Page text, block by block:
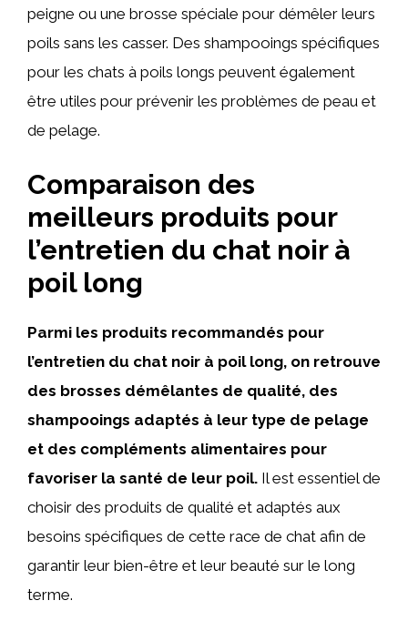
peigne ou une brosse spéciale pour démêler leurs
poils sans les casser. Des shampooings spécifiques
pour les chats à poils longs peuvent également
être utiles pour prévenir les problèmes de peau et
de pelage.
Comparaison des
meilleurs produits pour
l’entretien du chat noir à
poil long
Parmi les produits recommandés pour
l’entretien du chat noir à poil long, on retrouve
des brosses démêlantes de qualité, des
shampooings adaptés à leur type de pelage
et des compléments alimentaires pour
favoriser la santé de leur poil. Il est essentiel de
choisir des produits de qualité et adaptés aux
besoins spécifiques de cette race de chat afin de
garantir leur bien-être et leur beauté sur le long
terme.